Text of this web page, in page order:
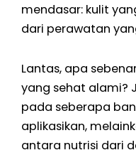
mendasar: kulit
dari perawatan
Lantas, apa
yang sehat alami?
pada seberapa
aplikasikan,
antara nutrisi dari